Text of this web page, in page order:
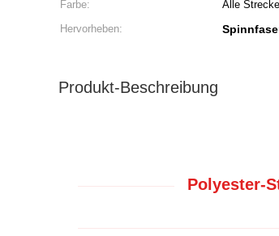
Farbe:
Alle
Hervorheben:
Produkt-Beschreibung
Polyester-